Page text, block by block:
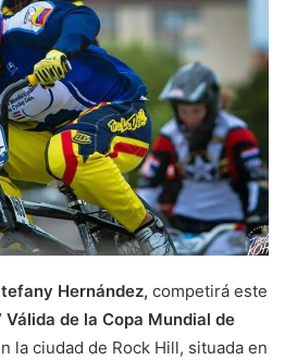
Hernández, competirá este
Válida de la Copa Mundial de
la ciudad de Rock Hill, situada en